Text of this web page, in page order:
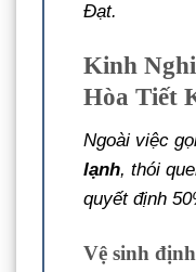
Đạt.
Kinh
Hòa Tiết
Ngoài việc
lạnh, thói
quyết định
Vệ sinh